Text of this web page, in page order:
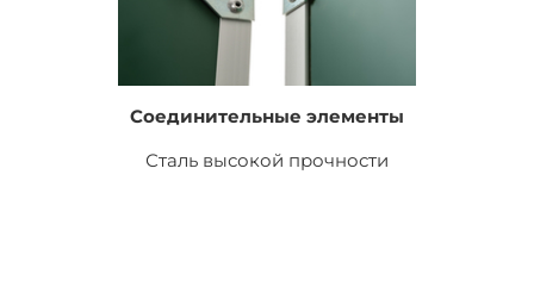
Соединительные элементы
Сталь высокой прочности